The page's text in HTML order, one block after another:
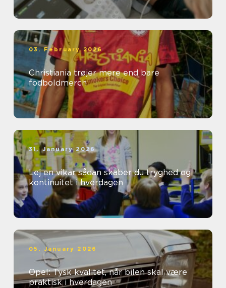
03. February 2026
Christiania trøjer mere end bare
fodboldmerch
31. January 2026
Lej en vikar sådan skaber du tryghed og
kontinuitet i hverdagen
05. January 2026
Opel: Tysk kvalitet, når bilen skal være
praktisk i hverdagen